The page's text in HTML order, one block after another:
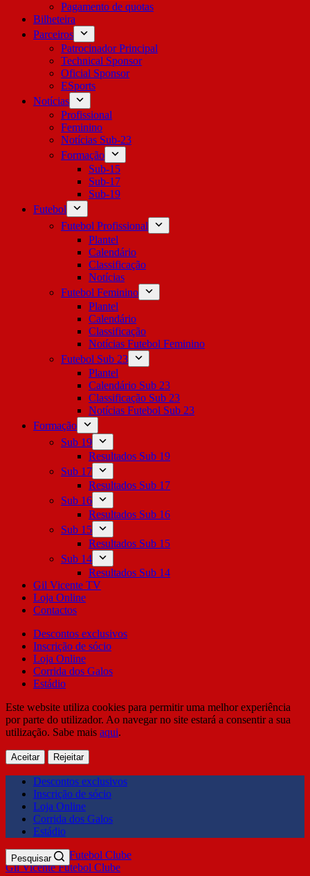
Pagamento de quotas
Bilheteira
Parceiros
Patrocinador Principal
Technical Sponsor
Oficial Sponsor
ESports
Notícias
Profissional
Feminino
Notícias Sub-23
Formação
Sub-15
Sub-17
Sub-19
Futebol
Futebol Profissional
Plantel
Calendário
Classificação
Notícias
Futebol Feminino
Plantel
Calendário
Classificação
Notícias Futebol Feminino
Futebol Sub 23
Plantel
Calendário Sub 23
Classificação Sub 23
Notícias Futebol Sub 23
Formação
Sub 19
Resultados Sub 19
Sub 17
Resultados Sub 17
Sub 16
Resultados Sub 16
Sub 15
Resultados Sub 15
Sub 14
Resultados Sub 14
Gil Vicente TV
Loja Online
Contactos
Descontos exclusivos
Inscrição de sócio
Loja Online
Corrida dos Galos
Estádio
Este website utiliza cookies para permitir uma melhor experiência
por parte do utilizador. Ao navegar no site estará a consentir a sua
utilização. Sabe mais aqui.
Aceitar Rejeitar
Descontos exclusivos
Inscrição de sócio
Loja Online
Corrida dos Galos
Estádio
Gil Vicente Futebol Clube
Pesquisar